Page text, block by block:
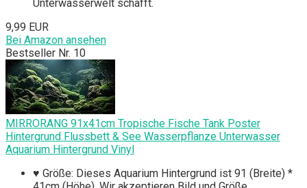
Unterwasserwelt schafft.
9,99 EUR
Bei Amazon ansehen
Bestseller Nr. 10
MIRRORANG 91x41cm Tropische Fische Tank Poster
Hintergrund Flussbett & See Wasserpflanze Unterwasser
Aquarium Hintergrund Vinyl
♥ Größe: Dieses Aquarium Hintergrund ist 91 (Breite) *